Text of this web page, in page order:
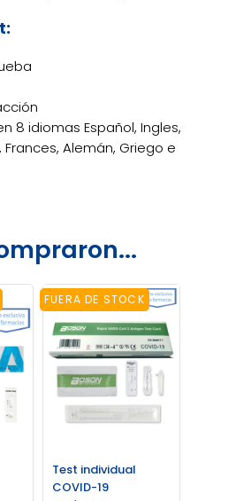
8 idiomas Español, Ingles,
Alemán, Griego e
Test individual
COVID-19
FUERA DE STOCK